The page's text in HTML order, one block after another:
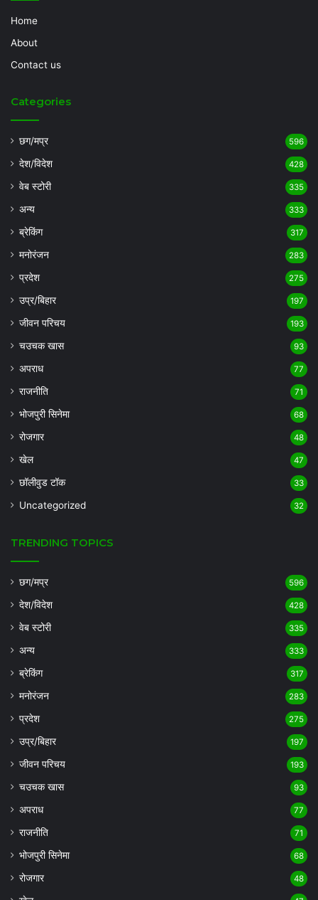
Home
About
Contact us
Categories
छग/मप्र 596
देश/विदेश 428
वेब स्टोरी 335
अन्य 333
ब्रेकिंग 317
मनोरंजन 283
प्रदेश 275
उप्र/बिहार 197
जीवन परिचय 193
चउचक खास 93
अपराध 77
राजनीति 71
भोजपुरी सिनेमा 68
रोजगार 48
खेल 47
छॉलीवुड टॉक 33
Uncategorized 32
TRENDING TOPICS
छग/मप्र 596
देश/विदेश 428
वेब स्टोरी 335
अन्य 333
ब्रेकिंग 317
मनोरंजन 283
प्रदेश 275
उप्र/बिहार 197
जीवन परिचय 193
चउचक खास 93
अपराध 77
राजनीति 71
भोजपुरी सिनेमा 68
रोजगार 48